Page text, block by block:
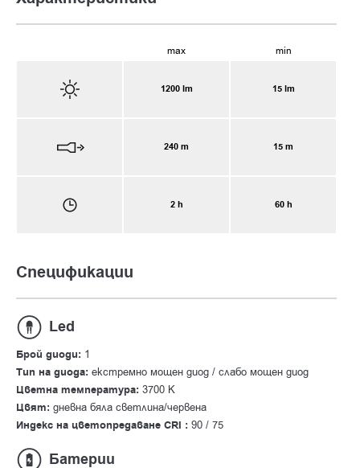
max min
1200 lm 15 lm
240 m 15 m
2 h 60 h
Спецификации
Led
Брой диоди: 1
Тип на диода: екстремно мощен диод / слабо мощен диод
Цветна температура: 3700 К
Цвят: дневна бяла светлина/червена
Индекс на цветопредаване CRI : 90 / 75
Батерии